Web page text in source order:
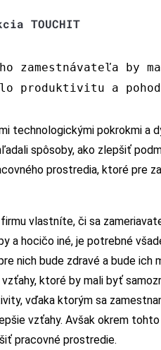
TOUCHIT
zamestnávateľa by
produktivitu a
technologickými pokrokmi a
spôsoby, ako zlepšiť
prostredia, ktoré pre
vlastníte, či sa
a hocičo iné, je potrebné
nich bude zdravé a bude
ktoré by mali byť
vďaka ktorým sa
vzťahy. Avšak okrem
pracovné prostredie.